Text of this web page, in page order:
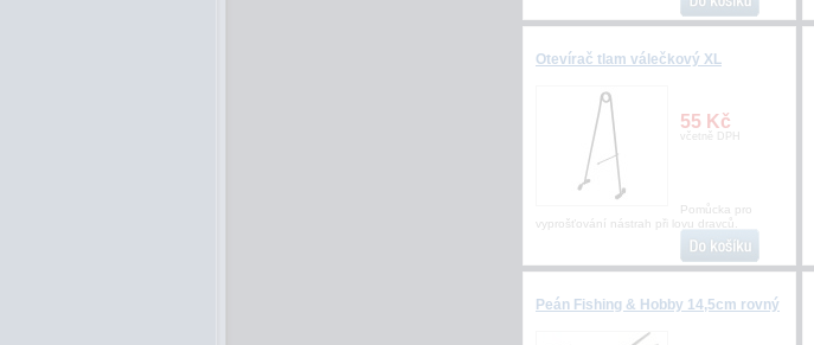
Otevírač tlam válečkový XL
55 Kč
včetně DPH
Pomůcka pro
vyprošťování nástrah při lovu dravců.
Peán Fishing & Hobby 14,5cm rovný